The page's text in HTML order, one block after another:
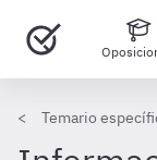
Temario